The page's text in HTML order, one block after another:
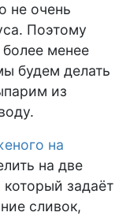
не очень
Поэтому
менее
будем делать
из
на
на две
который задаёт
сливок,